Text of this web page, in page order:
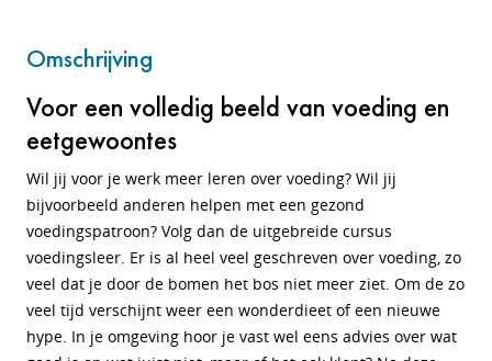
Omschrijving
Voor een volledig beeld van voeding en
eetgewoontes
Wil jij voor je werk meer leren over voeding? Wil jij
bijvoorbeeld anderen helpen met een gezond
voedingspatroon? Volg dan de uitgebreide cursus
voedingsleer. Er is al heel veel geschreven over voeding, zo
veel dat je door de bomen het bos niet meer ziet. Om de zo
veel tijd verschijnt weer een wonderdieet of een nieuwe
hype. In je omgeving hoor je vast wel eens advies over wat